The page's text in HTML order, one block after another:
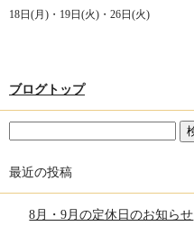
18日(月)・19日(火)・26日(火)
ブログトップ
最近の投稿
8月・9月の定休日のお知らせ